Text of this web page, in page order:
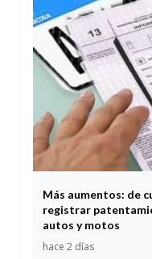
Más aumentos: de
registrar
autos y motos
hace 2 días